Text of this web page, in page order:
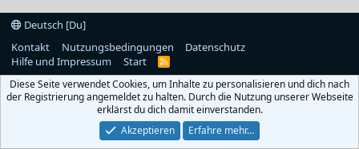
Deutsch [Du]
Kontakt
Nutzungsbedingungen
Datenschutz
Hilfe und Impressum
Start
R
S
Diese Seite verwendet Cookies, um Inhalte zu personalisieren und dich nach
der Registrierung angemeldet zu halten. Durch die Nutzung unserer Webseite
erklärst du dich damit einverstanden.
Akzeptieren
Erfahre mehr…